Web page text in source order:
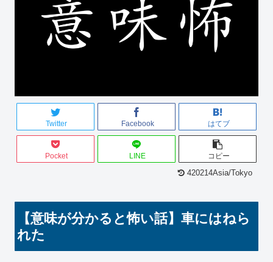
Twitter Facebook はてブ
Pocket LINE コピー
420214Asia/Tokyo
【意味が分かると怖い話】車にはねら
れた